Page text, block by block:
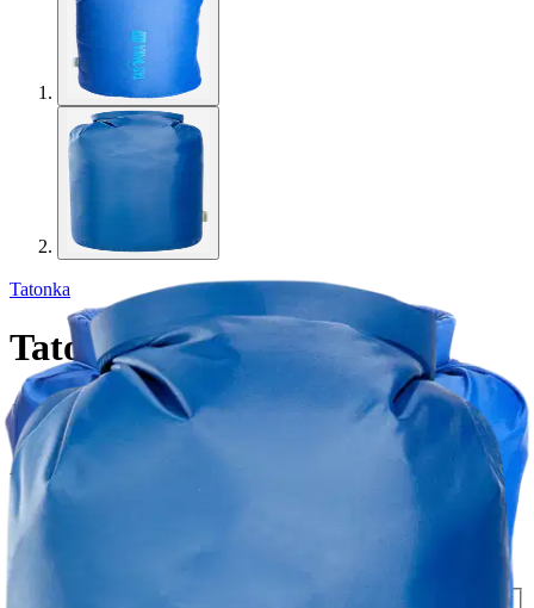
Tatonka
Tatonka kuivapussi 10L
11,01 €
Asiakasomistajahinta
Hinta ilman S-Etukorttia: